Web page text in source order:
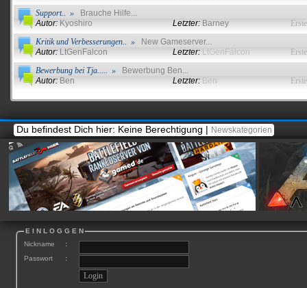
Support.. »
Brauche Hilfe...
Autor: Kyoshiro Letzter: Barney
Kritik und Verbesserungen.. »
New Gameserver...
Autor: LtGenFalcon Letzter: LtGenFalcon
Bewerbung bei Tja..... »
Bewerbung Ben...
Autor: Ben Letzter: Ben
Du befindest Dich hier: Keine Berechtigung | Newskategorien
Battlefield Inside
Infos rund um Battlefield...
E I N L O G G E N
Nickname
:
Passwort
: